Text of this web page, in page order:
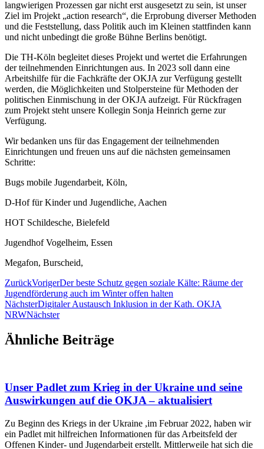
langwierigen Prozessen gar nicht erst ausgesetzt zu sein, ist unser
Ziel im Projekt „action research“, die Erprobung diverser Methoden
und die Feststellung, dass Politik auch im Kleinen stattfinden kann
und nicht unbedingt die große Bühne Berlins benötigt.
Die TH-Köln begleitet dieses Projekt und wertet die Erfahrungen
der teilnehmenden Einrichtungen aus. In 2023 soll dann eine
Arbeitshilfe für die Fachkräfte der OKJA zur Verfügung gestellt
werden, die Möglichkeiten und Stolpersteine für Methoden der
politischen Einmischung in der OKJA aufzeigt. Für Rückfragen
zum Projekt steht unsere Kollegin Sonja Heinrich gerne zur
Verfügung.
Wir bedanken uns für das Engagement der teilnehmenden
Einrichtungen und freuen uns auf die nächsten gemeinsamen
Schritte:
Bugs mobile Jugendarbeit, Köln,
D-Hof für Kinder und Jugendliche, Aachen
HOT Schildesche, Bielefeld
Jugendhof Vogelheim, Essen
Megafon, Burscheid,
ZurückVorigerDer beste Schutz gegen soziale Kälte: Räume der
Jugendförderung auch im Winter offen halten
NächsterDigitaler Austausch Inklusion in der Kath. OKJA
NRWNächster
Ähnliche Beiträge
Unser Padlet zum Krieg in der Ukraine und seine
Auswirkungen auf die OKJA – aktualisiert
Zu Beginn des Kriegs in der Ukraine ,im Februar 2022, haben wir
ein Padlet mit hilfreichen Informationen für das Arbeitsfeld der
Offenen Kinder- und Jugendarbeit erstellt. Mittlerweile hat sich die